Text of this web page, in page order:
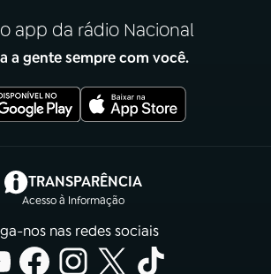
app da rádio Nacional
a gente sempre com você.
TRANSPARÊNCIA
Acesso à Informação
(abre em nova aba)
nos nas redes sociais